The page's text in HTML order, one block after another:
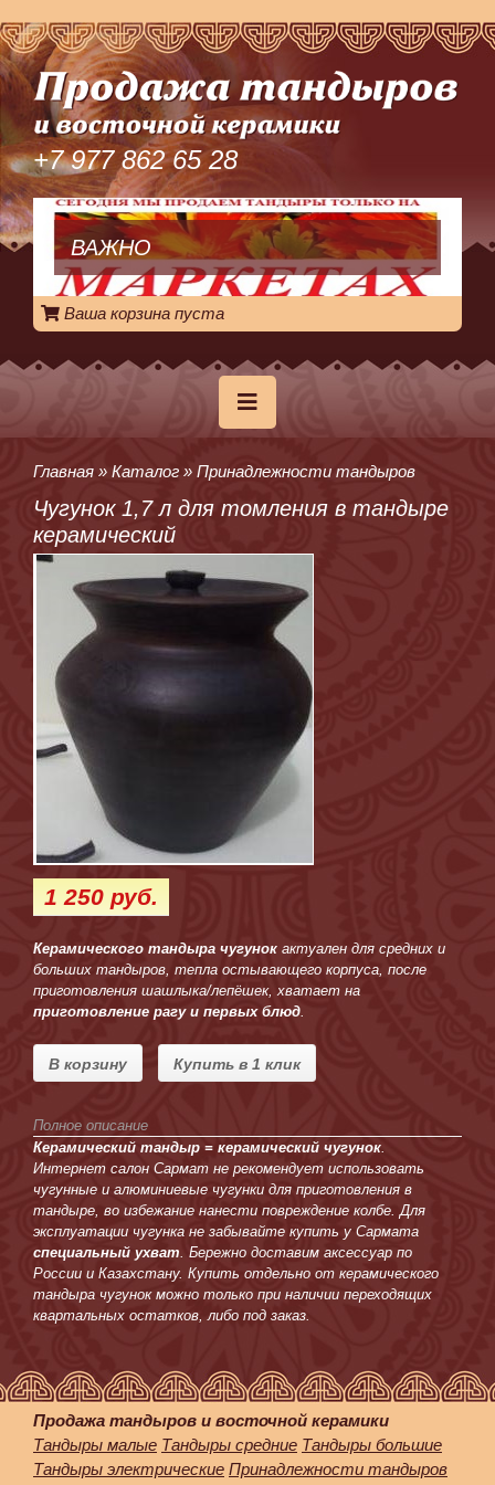
+7 977 862 65 28
ВАЖНО
Ваша корзина пуста
Главная » Каталог » Принадлежности тандыров
Чугунок 1,7 л для томления в тандыре
керамический
1 250 руб.
Керамического тандыра чугунок актуален для средних и
больших тандыров, тепла остывающего корпуса, после
приготовления шашлыка/лепёшек, хватает на
приготовление рагу и первых блюд.
В корзину Купить в 1 клик
Полное описание
Керамический тандыр = керамический чугунок.
Интернет салон Сармат не рекомендует использовать
чугунные и алюминиевые чугунки для приготовления в
тандыре, во избежание нанести повреждение колбе. Для
эксплуатации чугунка не забывайте купить у Сармата
специальный ухват. Бережно доставим аксессуар по
России и Казахстану. Купить отдельно от керамического
тандыра чугунок можно только при наличии переходящих
квартальных остатков, либо под заказ.
Продажа тандыров и восточной керамики
Тандыры малые Тандыры средние Тандыры большие
Тандыры электрические Принадлежности тандыров